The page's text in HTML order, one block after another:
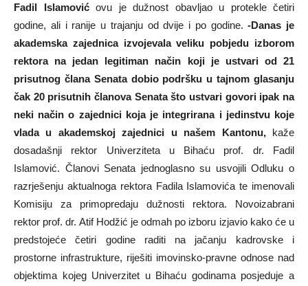
Fadil Islamovićovu je dužnost obavljao u protekle četiri
godine, ali i ranije u trajanju od dvije i po godine.-Danas je
akademska zajednica izvojevala veliku pobjedu izborom
rektora na jedan legitiman način koji je ustvari od 21
prisutnog člana Senata dobio podršku u tajnom glasanju
čak 20 prisutnih članova Senata što ustvari govori ipak na
neki način o zajednici koja je integrirana i jedinstvu koje
vlada u akademskoj zajednici u našem Kantonu, kaže
dosadašnji rektor Univerziteta u Bihaću prof. dr. Fadil
Islamović. Članovi Senata jednoglasno su usvojili Odluku o
razrješenju aktualnoga rektora Fadila Islamovića te imenovali
Komisiju za primopredaju dužnosti rektora. Novoizabrani
rektor prof. dr. Atif Hodžić je odmah po izboru izjavio kako će u
predstojeće četiri godine raditi na jačanju kadrovske i
prostorne infrastrukture, riješiti imovinsko-pravne odnose nad
objektima kojeg Univerzitet u Bihaću godinama posjeduje a